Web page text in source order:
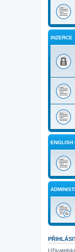
INZERCE
ENGLISH